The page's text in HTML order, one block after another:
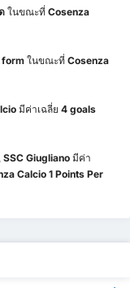
ในขณะที่ Cosenza
formในขณะที่ Cosenza
มีค่าเฉลี่ย 4 goals
SSC Giugliano มีค่า
Calcio 1 Points Per